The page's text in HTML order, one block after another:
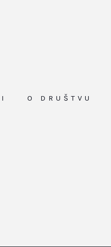
O DRUŠTVU